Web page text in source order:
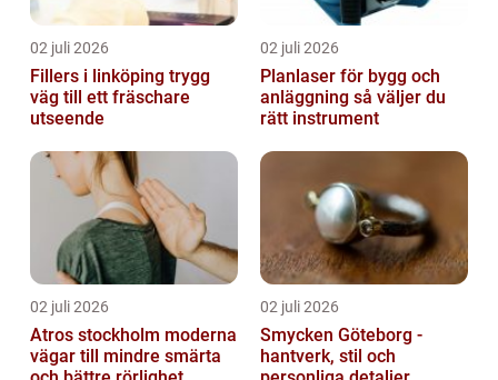
02 juli 2026
Fillers i linköping trygg
väg till ett fräschare
utseende
02 juli 2026
Planlaser för bygg och
anläggning så väljer du
rätt instrument
02 juli 2026
Atros stockholm moderna
vägar till mindre smärta
02 juli 2026
Smycken Göteborg -
hantverk, stil och